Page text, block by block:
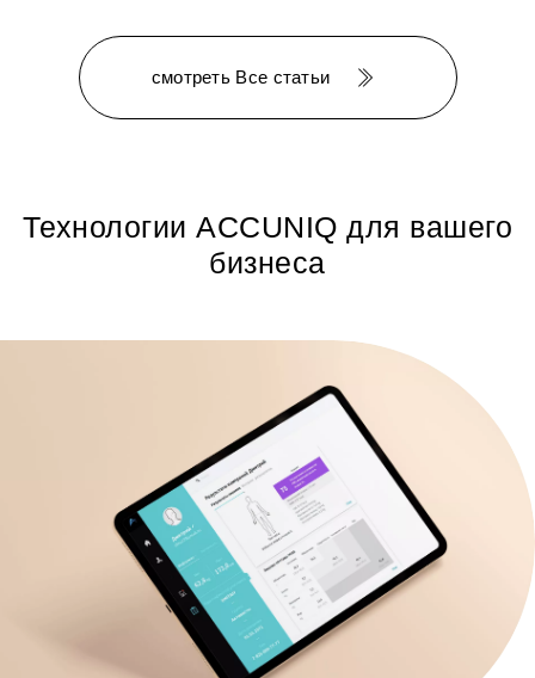
смотреть Все статьи
Технологии ACCUNIQ для вашего
бизнеса